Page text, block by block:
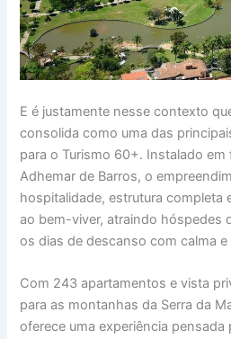
E é justamente nesse contexto
consolida como uma das
para o Turismo 60+. Instalado em
Adhemar de Barros, o
hospitalidade, estrutura completa
ao bem-viver, atraindo hóspedes
os dias de descanso com calma e
Com 243 apartamentos e vista
para as montanhas da Serra da
oferece uma experiência